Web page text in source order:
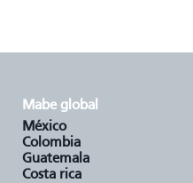
mabe global
méxico
colombia
guatemala
costa rica